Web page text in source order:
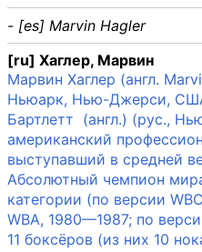
- [es] Marvin Hagler
[ru] Хаглер, Марвин
Марвин Хаглер (англ.
Ньюарк, Нью-Джерси,
Бартлетт (англ.) (рус.,
американский
выступавший в средней
Абсолютный чемпион
категории (по версии
WBA, 1980—1987; по
11 боксёров (из них 10